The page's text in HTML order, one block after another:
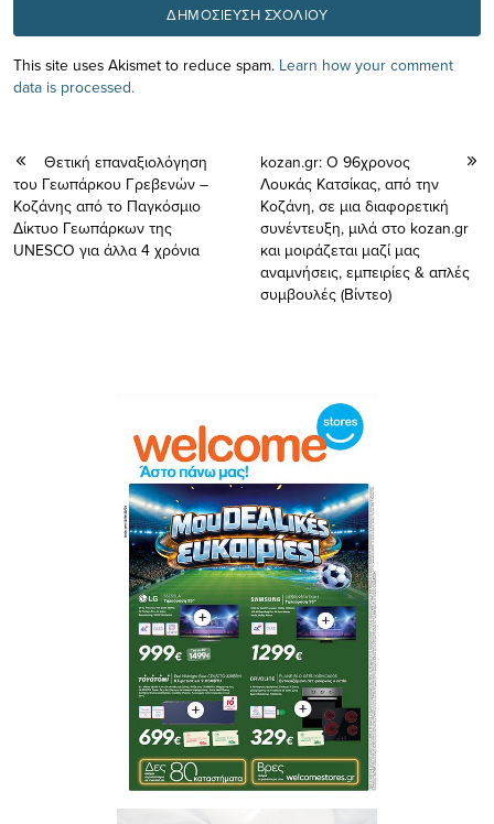
This site uses Akismet to reduce spam. Learn how your comment
data is processed.
Θετική επαναξιολόγηση
του Γεωπάρκου Γρεβενών –
Κοζάνης από το Παγκόσμιο
Δίκτυο Γεωπάρκων της
UNESCO για άλλα 4 χρόνια
kozan.gr: Ο 96χρονος
Λουκάς Κατσίκας, από την
Κοζάνη, σε μια διαφορετική
συνέντευξη, μιλά στο kozan.gr
και μοιράζεται μαζί μας
αναμνήσεις, εμπειρίες & απλές
συμβουλές (Βίντεο)